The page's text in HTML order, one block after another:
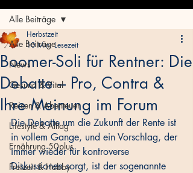
Alle Beiträge
News
Gesund & Vital
Reisen & Abenteuer
Lifestyle & Alltag
Ernährung 50plus
Freizeit & Hobby
Alle Beiträge
Boomer-Soli für Rentner: Die
Debatte – Pro, Contra &
Ihre Meinung im Forum
Herbstzeit
10 Min. Lesezeit
Die Debatte um die Zukunft der Rente ist
in vollem Gange, und ein Vorschlag, der
immer wieder für kontroverse
Diskussionen sorgt, ist der sogenannte